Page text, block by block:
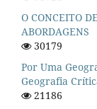
O CONCEITO
ABORDAGENS
30179
Por Uma
Geografia
21186